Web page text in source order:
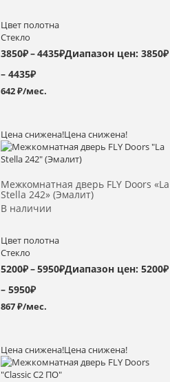
Цвет полотна
Стекло
3850₽–4435₽Диапазон цен: 3850₽
– 4435₽
642 ₽/мес.
Цена снижена!Цена снижена!
Межкомнатная дверь FLY Doors «La
Stella 242» (Эмалит)
В наличии
Цвет полотна
Стекло
5200₽–5950₽Диапазон цен: 5200₽
– 5950₽
867 ₽/мес.
Выбрать >
Цена снижена!Цена снижена!
Выбрать >